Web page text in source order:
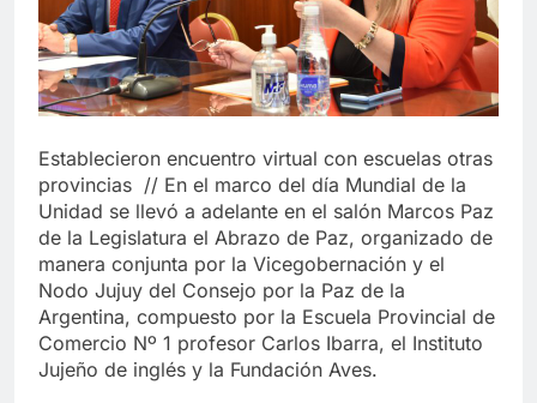
Establecieron encuentro virtual con escuelas otras
provincias // En el marco del día Mundial de la
Unidad se llevó a adelante en el salón Marcos Paz
de la Legislatura el Abrazo de Paz, organizado de
manera conjunta por la Vicegobernación y el
Nodo Jujuy del Consejo por la Paz de la
Argentina, compuesto por la Escuela Provincial de
Comercio Nº 1 profesor Carlos Ibarra, el Instituto
Jujeño de inglés y la Fundación Aves.